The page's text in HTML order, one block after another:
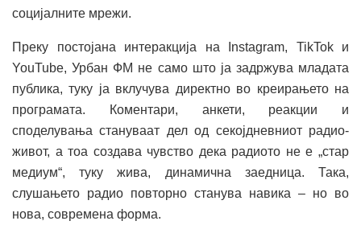
социјалните мрежи.
Преку постојана интеракција на Instagram, TikTok и
YouTube, Урбан ФМ не само што ја задржува младата
публика, туку ја вклучува директно во креирањето на
програмата. Коментари, анкети, реакции и
споделувања стануваат дел од секојдневниот радио-
живот, а тоа создава чувство дека радиото не е „стар
медиум“, туку жива, динамична заедница. Така,
слушањето радио повторно станува навика – но во
нова, современа форма.